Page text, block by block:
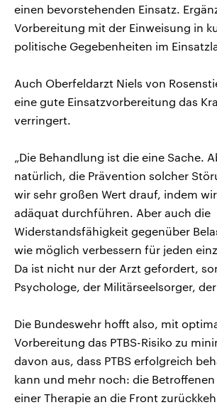
einen bevorstehenden Einsatz.
Vorbereitung mit der Einweisung in
politische Gegebenheiten im
Auch Oberfeldarzt Niels von
eine gute Einsatzvorbereitung das
verringert.
„Die Behandlung ist die eine Sache.
natürlich, die Prävention solcher
wir sehr großen Wert drauf, indem
adäquat durchführen. Aber auch die
Widerstandsfähigkeit gegenüber
wie möglich verbessern für jeden
Da ist nicht nur der Arzt gefordert,
Psychologe, der Militärseelsorger, der
Die Bundeswehr hofft also, mit
Vorbereitung das PTBS-Risiko zu
davon aus, dass PTBS erfolgreich
kann und mehr noch: die
einer Therapie an die Front